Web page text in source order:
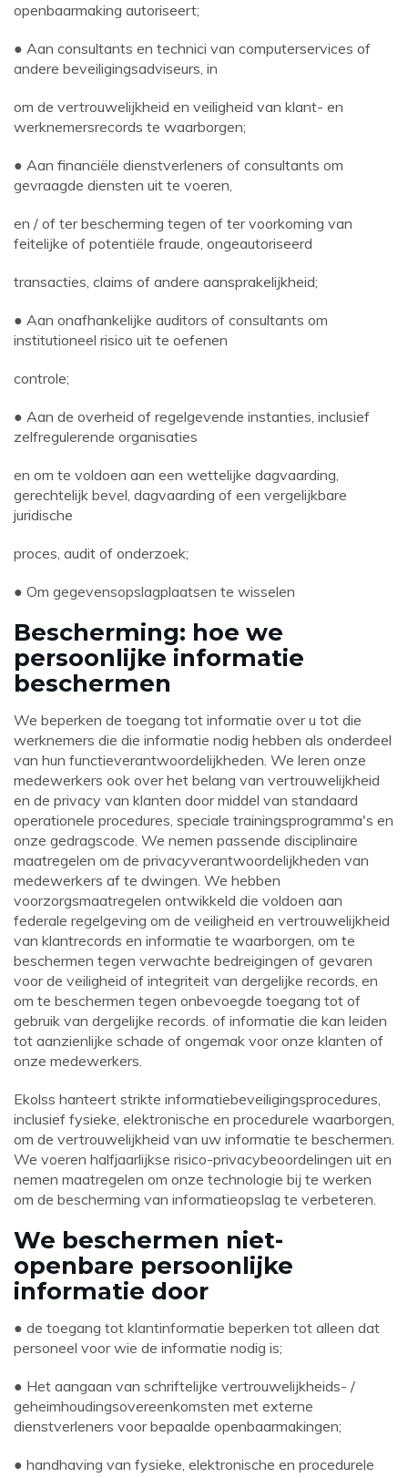
openbaarmaking autoriseert;
● Aan consultants en technici van computerservices of
andere beveiligingsadviseurs, in
om de vertrouwelijkheid en veiligheid van klant- en
werknemersrecords te waarborgen;
● Aan financiële dienstverleners of consultants om
gevraagde diensten uit te voeren,
en / of ter bescherming tegen of ter voorkoming van
feitelijke of potentiële fraude, ongeautoriseerd
transacties, claims of andere aansprakelijkheid;
● Aan onafhankelijke auditors of consultants om
institutioneel risico uit te oefenen
controle;
● Aan de overheid of regelgevende instanties, inclusief
zelfregulerende organisaties
en om te voldoen aan een wettelijke dagvaarding,
gerechtelijk bevel, dagvaarding of een vergelijkbare
juridische
proces, audit of onderzoek;
● Om gegevensopslagplaatsen te wisselen
Bescherming: hoe we
persoonlijke informatie
beschermen
We beperken de toegang tot informatie over u tot die
werknemers die die informatie nodig hebben als onderdeel
van hun functieverantwoordelijkheden. We leren onze
medewerkers ook over het belang van vertrouwelijkheid
en de privacy van klanten door middel van standaard
operationele procedures, speciale trainingsprogramma's en
onze gedragscode. We nemen passende disciplinaire
maatregelen om de privacyverantwoordelijkheden van
medewerkers af te dwingen. We hebben
voorzorgsmaatregelen ontwikkeld die voldoen aan
federale regelgeving om de veiligheid en vertrouwelijkheid
van klantrecords en informatie te waarborgen, om te
beschermen tegen verwachte bedreigingen of gevaren
voor de veiligheid of integriteit van dergelijke records, en
om te beschermen tegen onbevoegde toegang tot of
gebruik van dergelijke records. of informatie die kan leiden
tot aanzienlijke schade of ongemak voor onze klanten of
onze medewerkers.
Ekolss hanteert strikte informatiebeveiligingsprocedures,
inclusief fysieke, elektronische en procedurele waarborgen,
om de vertrouwelijkheid van uw informatie te beschermen.
We voeren halfjaarlijkse risico-privacybeoordelingen uit en
nemen maatregelen om onze technologie bij te werken
om de bescherming van informatieopslag te verbeteren.
We beschermen niet-
openbare persoonlijke
informatie door
● de toegang tot klantinformatie beperken tot alleen dat
personeel voor wie de informatie nodig is;
● Het aangaan van schriftelijke vertrouwelijkheids- /
geheimhoudingsovereenkomsten met externe
dienstverleners voor bepaalde openbaarmakingen;
● handhaving van fysieke, elektronische en procedurele